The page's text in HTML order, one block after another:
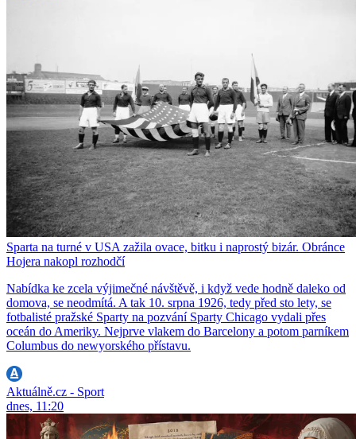
Sparta na turné v USA zažila ovace, bitku i naprostý bizár. Obránce
Hojera nakopl rozhodčí
Nabídka ke zcela výjimečné návštěvě, i když vede hodně daleko od
domova, se neodmítá. A tak 10. srpna 1926, tedy před sto lety, se
fotbalisté pražské Sparty na pozvání Sparty Chicago vydali přes
oceán do Ameriky. Nejprve vlakem do Barcelony a potom parníkem
Columbus do newyorského přístavu.
Aktuálně.cz - Sport
dnes, 11:20